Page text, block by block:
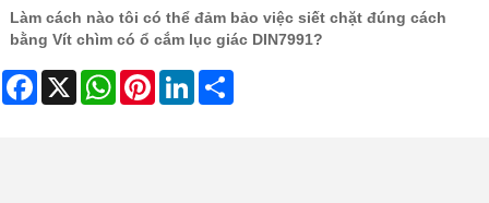
Làm cách nào tôi có thể đảm bảo việc siết chặt đúng cách
bằng Vít chìm có ổ cắm lục giác DIN7991?
Facebook
X WhatsAppPinterestLinkedIn